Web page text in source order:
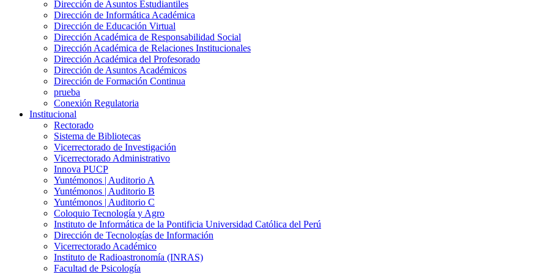
Dirección de Asuntos Estudiantiles
Dirección de Informática Académica
Dirección de Educación Virtual
Dirección Académica de Responsabilidad Social
Dirección Académica de Relaciones Institucionales
Dirección Académica del Profesorado
Dirección de Asuntos Académicos
Dirección de Formación Continua
prueba
Conexión Regulatoria
Institucional
Rectorado
Sistema de Bibliotecas
Vicerrectorado de Investigación
Vicerrectorado Administrativo
Innova PUCP
Yuntémonos | Auditorio A
Yuntémonos | Auditorio B
Yuntémonos | Auditorio C
Coloquio Tecnología y Agro
Instituto de Informática de la Pontificia Universidad Católica del Perú
Dirección de Tecnologías de Información
Vicerrectorado Académico
Instituto de Radioastronomía (INRAS)
Facultad de Psicología